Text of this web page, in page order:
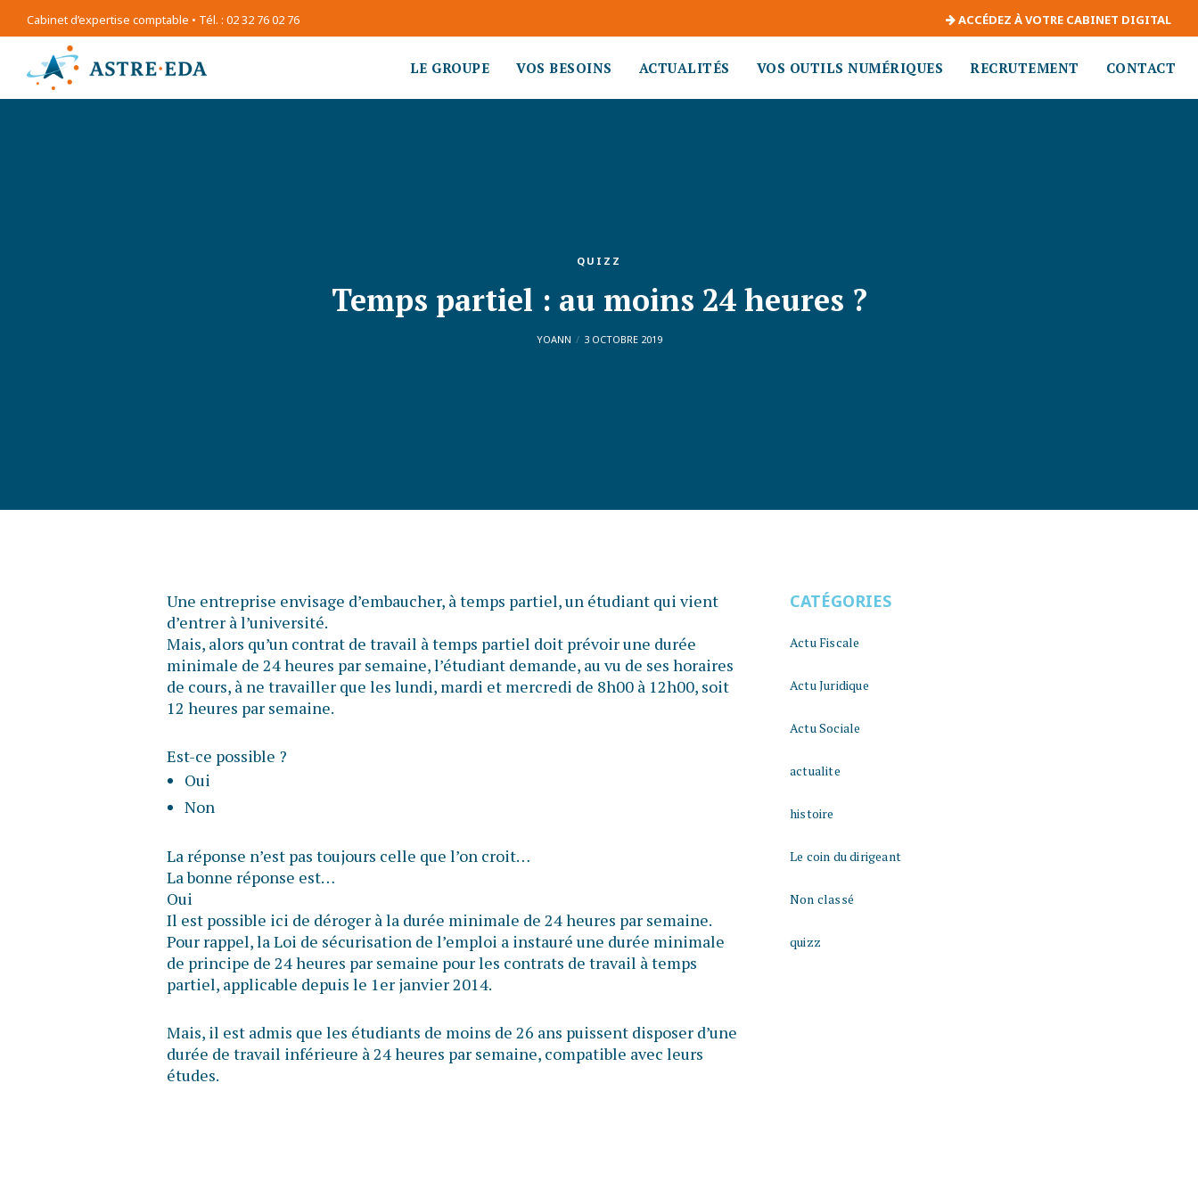
Cabinet d’expertise comptable • Tél. : 02 32 76 02 76 ACCÉDEZ À VOTRE CABINET DIGITAL
LE GROUPE VOS BESOINS ACTUALITÉS VOS OUTILS NUMÉRIQUES RECRUTEMENT CONTACT
QUIZZ
Temps partiel : au moins 24 heures ?
YOANN 3 OCTOBRE 2019
Une entreprise envisage d’embaucher, à temps partiel, un étudiant qui vient
d’entrer à l’université.
Mais, alors qu’un contrat de travail à temps partiel doit prévoir une durée
minimale de 24 heures par semaine, l’étudiant demande, au vu de ses horaires
de cours, à ne travailler que les lundi, mardi et mercredi de 8h00 à 12h00, soit
12 heures par semaine.
Est-ce possible ?
Oui
Non
La réponse n’est pas toujours celle que l’on croit…
La bonne réponse est…
Oui
Il est possible ici de déroger à la durée minimale de 24 heures par semaine.
Pour rappel, la Loi de sécurisation de l’emploi a instauré une durée minimale
de principe de 24 heures par semaine pour les contrats de travail à temps
partiel, applicable depuis le 1er janvier 2014.
Mais, il est admis que les étudiants de moins de 26 ans puissent disposer d’une
durée de travail inférieure à 24 heures par semaine, compatible avec leurs
études.
CATÉGORIES
Actu Fiscale
Actu Juridique
Actu Sociale
actualite
histoire
Le coin du dirigeant
Non classé
quizz